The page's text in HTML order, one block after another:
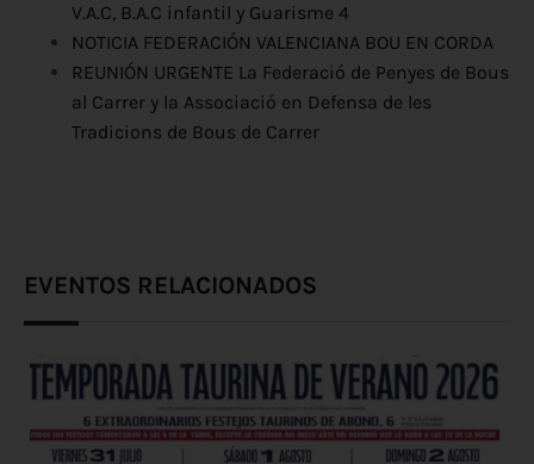
V.A.C, B.A.C infantil y Guarisme 4
NOTICIA FEDERACIÓN VALENCIANA BOU EN CORDA
REUNIÓN URGENTE La Federació de Penyes de Bous
al Carrer y la Associació en Defensa de les
Tradicions de Bous de Carrer
EVENTOS RELACIONADOS